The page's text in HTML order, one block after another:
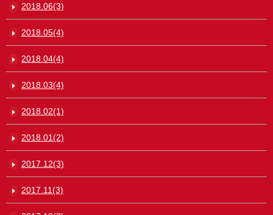
2018.06(3)
2018.05(4)
2018.04(4)
2018.03(4)
2018.02(1)
2018.01(2)
2017.12(3)
2017.11(3)